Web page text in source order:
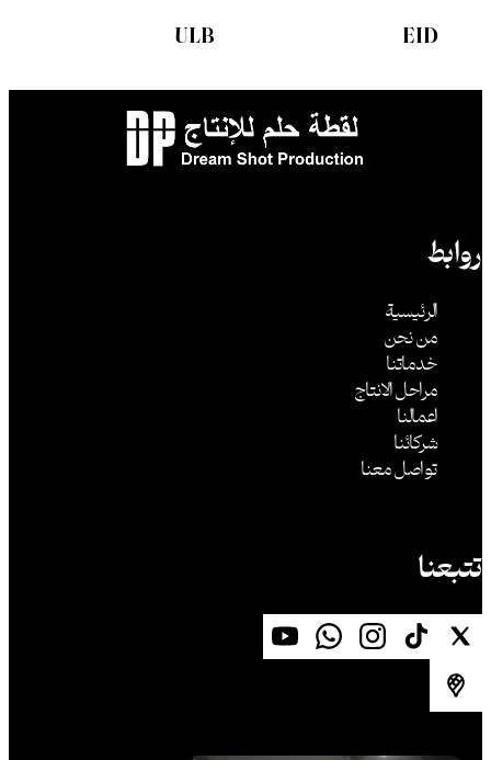
EID
ULB
روابط
الرئيسية
من نحن
خدماتنا
مراحل الانتاج
اعمالنا
شركائنا
تواصل معنا
تتبعنا